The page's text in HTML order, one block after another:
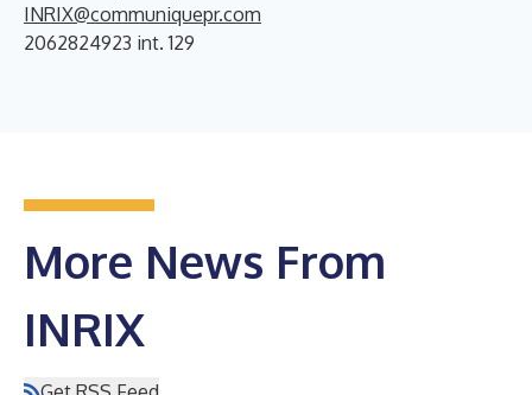
INRIX@communiquepr.com
2062824923 int. 129
More News From
INRIX